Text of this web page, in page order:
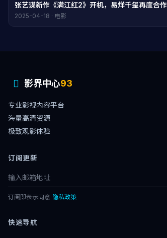
张艺谋新作《满江红2》开机，易烊千玺再度合作
2025-04-18 · 电影
影界中心93
专业影视内容平台
海量高清资源
极致观影体验
订阅更新
订阅即表示同意 隐私政策
快速导航